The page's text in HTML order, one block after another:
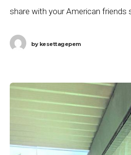
share with your American friends
bykesettagepem